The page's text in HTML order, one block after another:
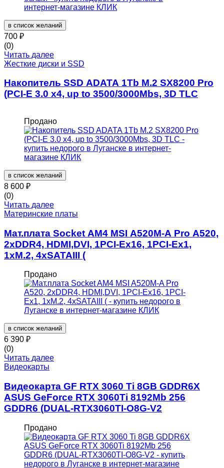
в список желаний
700 ₽
(0)
Читать далее
Жесткие диски и SSD
Накопитель SSD ADATA 1Tb M.2 SX8200 Pro
(PCI-E 3.0 x4, up to 3500/3000Mbs, 3D TLC
Продано
в список желаний
8 600 ₽
(0)
Читать далее
Материнские платы
Мат.плата Socket AM4 MSI A520M-A Pro A520,
2xDDR4, HDMI,DVI, 1PCI-Ex16, 1PCI-Ex1,
1xM.2, 4xSATAIII (
Продано
в список желаний
6 390 ₽
(0)
Читать далее
Видеокарты
Видеокарта GF RTX 3060 Ti 8GB GDDR6X
ASUS GeForce RTX 3060Ti 8192Mb 256
GDDR6 (DUAL-RTX3060TI-O8G-V2
Продано